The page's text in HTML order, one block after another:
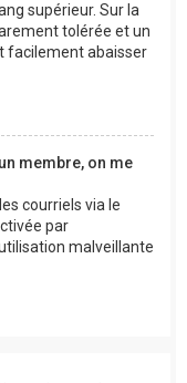
supérieur. Sur la
tolérée et un
facilement abaisser
membre, on me
courriels via le
par
malveillante